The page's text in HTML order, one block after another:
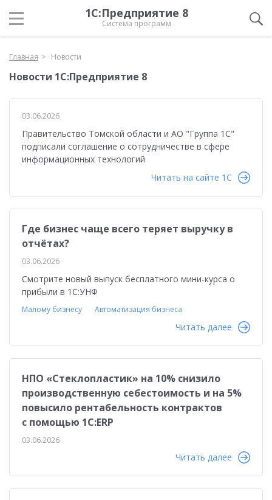
1С:Предприятие 8
Система программ
Главная Новости
Новости 1С:Предприятие 8
03.06.2026
Правительство Томской области и АО "Группа 1С"
подписали соглашение о сотрудничестве в сфере
информационных технологий
Читать на сайте 1C
Где бизнес чаще всего теряет выручку в
отчётах?
03.06.2026
Смотрите новый выпуск бесплатного мини-курса о
прибыли в 1С:УНФ
Малому бизнесу Автоматизация бизнеса
Читать далее
НПО «Стеклопластик» на 10% снизило
производственную себестоимость и на 5%
повысило рентабельность контрактов
с помощью 1С:ERP
03.06.2026
Читать далее